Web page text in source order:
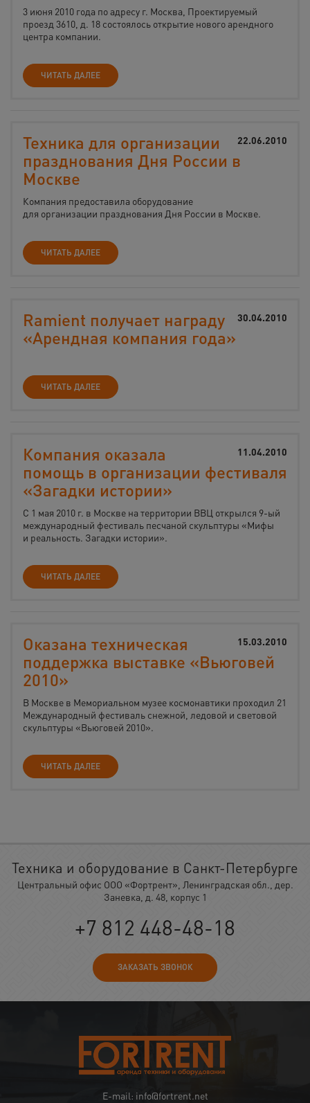
3 июня 2010 года по адресу г. Москва, Проектируемый
проезд 3610, д. 18 состоялось открытие нового арендного
центра компании.
ЧИТАТЬ ДАЛЕЕ
22.06.2010
Техника для организации
празднования Дня России в
Москве
Компания предоставила оборудование
для организации празднования Дня России в Москве.
ЧИТАТЬ ДАЛЕЕ
30.04.2010
Ramient получает награду
«Арендная компания года»
ЧИТАТЬ ДАЛЕЕ
11.04.2010
Компания оказала
помощь в организации фестиваля
«Загадки истории»
C 1 мая 2010 г. в Москве на территории ВВЦ открылся 9-ый
международный фестиваль песчаной скульптуры «Мифы
и реальность. Загадки истории».
ЧИТАТЬ ДАЛЕЕ
15.03.2010
Оказана техническая
поддержка выставке «Вьюговей
2010»
В Москве в Мемориальном музее космонавтики проходил 21
Международный фестиваль снежной, ледовой и световой
скульптуры «Вьюговей 2010».
ЧИТАТЬ ДАЛЕЕ
Техника и оборудование в Санкт-Петербурге
Центральный офис ООО «Фортрент», Ленинградская обл., дер.
Заневка, д. 48, корпус 1
+7 812 448-48-18
ЗАКАЗАТЬ ЗВОНОК
E-mail: info@fortrent.net